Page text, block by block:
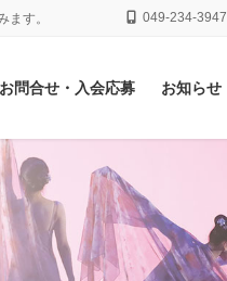
す。 049-234-3947
お問合せ・入会応募 お知らせ